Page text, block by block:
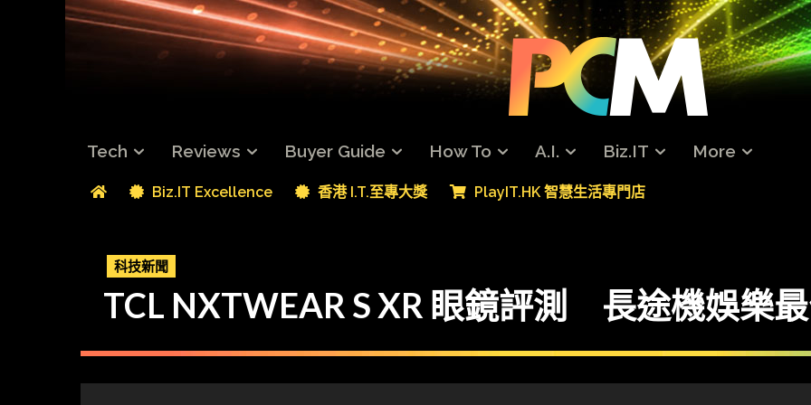
Tech Reviews Buyer Guide How To A.I. Biz.IT More
Biz.IT Excellence 香港 I.T.至專大獎 PlayIT.HK 智慧生活專門店
科技新聞
TCL NXTWEAR S XR 眼鏡評測 長途機娛樂